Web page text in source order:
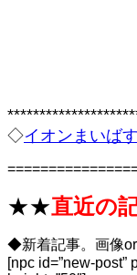
◇イオンまいば
★★直近の
◆新着記事。画像
[npc id=”new-post”